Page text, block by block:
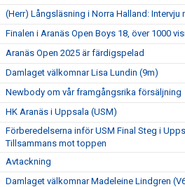
(Herr) Långsläsning i Norra Halland: Intervju
Finalen i Aranäs Open Boys 18, över 1000
Aranäs Open 2025 är färdigspelad
Damlaget välkomnar Lisa Lundin (9m)
Newbody om vår framgångsrika försäljning
HK Aranäs i Uppsala (USM)
Förberedelserna inför USM Final Steg i
Tillsammans mot toppen
Avtackning
Damlaget välkomnar Madeleine Lindgren